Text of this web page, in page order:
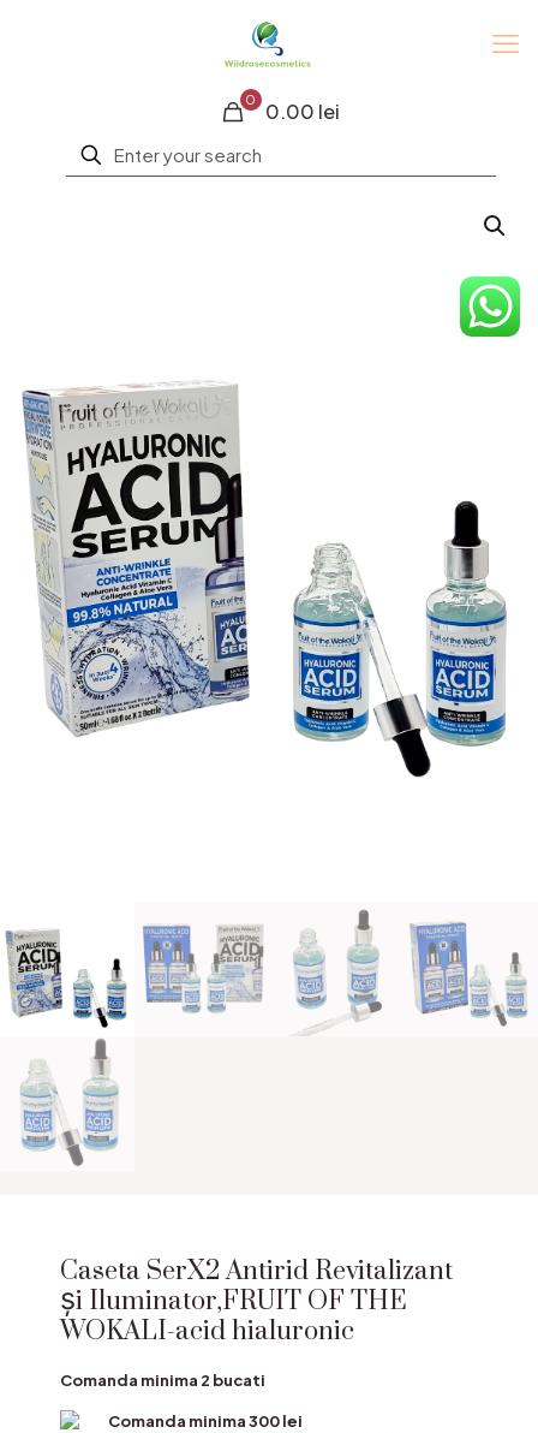
0 0.00 lei
Caseta SerX2 Antirid Revitalizant
și Iluminator,FRUIT OF THE
WOKALI-acid hialuronic
Comanda minima 2 bucati
Comanda minima 300 lei